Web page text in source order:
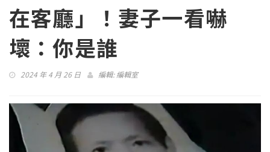
在客廳」！妻子一看嚇
壞：你是誰
2024 年 4 月 26 日 編輯:編輯室